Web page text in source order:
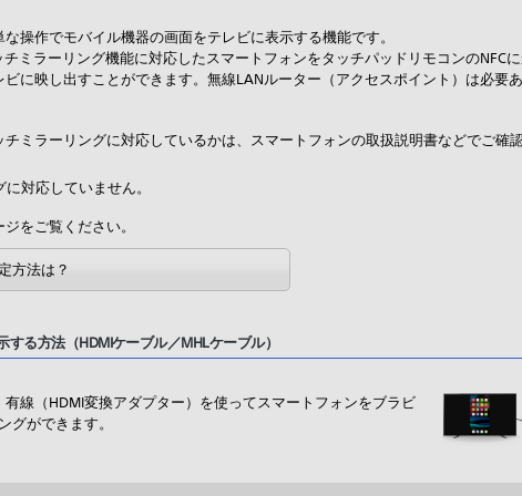
操作でモバイル機器の画面をテレビに表示する機能です。
ミラーリング機能に対応したスマートフォンをタッチパッドリモコンのNFC
に映し出すことができます。無線LANルーター（アクセスポイント）は必要
ミラーリングに対応しているかは、スマートフォンの取扱説明書などでご確
対応していません。
をご覧ください。
方法は？
る方法（HDMIケーブル／MHLケーブル）
線（HDMI変換アダプター）を使ってスマートフォンをブラビ
グができます。